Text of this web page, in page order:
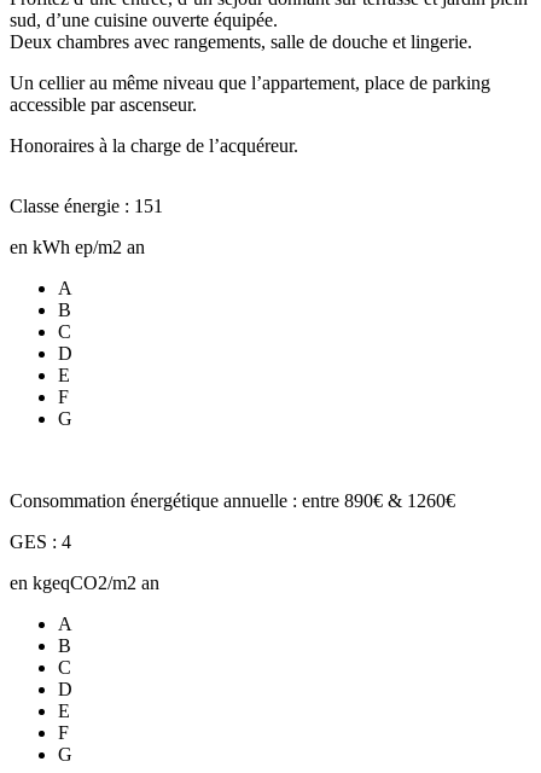
sud, d’une cuisine ouverte équipée.
Deux chambres avec rangements, salle de douche et lingerie.
Un cellier au même niveau que l’appartement, place de parking
accessible par ascenseur.
Honoraires à la charge de l’acquéreur.
Classe énergie : 151
en kWh ep/m2 an
A
B
C
D
E
F
G
Consommation énergétique annuelle : entre 890€ & 1260€
GES : 4
en kgeqCO2/m2 an
A
B
C
D
E
F
G